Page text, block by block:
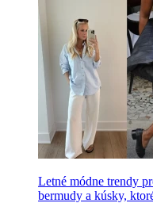
Letné módne trendy
bermudy a kúsky,